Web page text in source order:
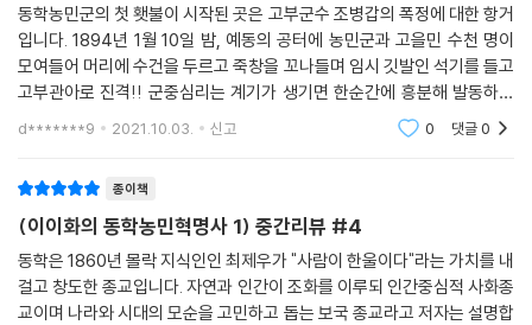
동학농민군의 첫 횃불이 시작된 곳은 고부군수 조병갑의 폭정에 대한 항거
입니다. 1894년 1월 10일 밤, 예동의 공터에 농민군과 고을민 수천 명이
모여들어 머리에 수건을 두르고 죽창을 꼬나들며 임시 깃발인 석기를 들고
고부관아로 진격!! 군중심리는 계기가 생기면 한순간에 흥분해 발동하기
에 이들은 전봉준의 지휘 아래 하나로 뭉쳐 11일 새벽 고부관아 동헌을 장
d*******9 2021.10.03. 신고 0 댓글0
종이책
(이이화의 동학농민혁명사 1) 중간리뷰 #4
동학은 1860년 몰락 지식인인 최제우가 "사람이 한울이다"라는 가치를 내
걸고 창도한 종교입니다. 자연과 인간이 조화를 이루되 인간중심적 사화종
교이며 나라와 시대의 모순을 고민하고 돕는 보국 종교라고 저자는 설명합